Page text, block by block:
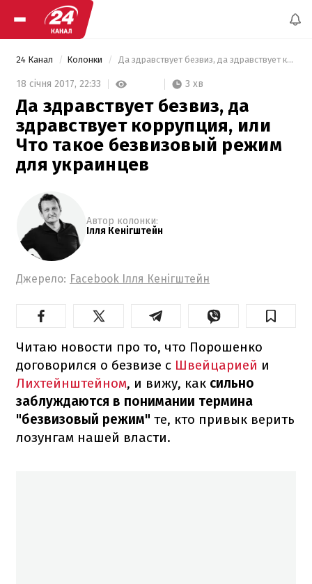
24 Канал Колонки Да здравствует безвиз, да здравствует коррупция, или Что такое безвизовый режим для украинцев
18 січня 2017, 22:33 3 хв
Да здравствует безвиз, да
здравствует коррупция, или
Что такое безвизовый режим
для украинцев
Автор колонки:
Ілля Кенігштейн
Джерело: Facebook Ілля Кенігштейн
Читаю новости про то, что Порошенко
договорился о безвизе с Швейцарией и
Лихтейнштейном, и вижу, как сильно
заблуждаются в понимании термина
"безвизовый режим" те, кто привык верить
лозунгам нашей власти.